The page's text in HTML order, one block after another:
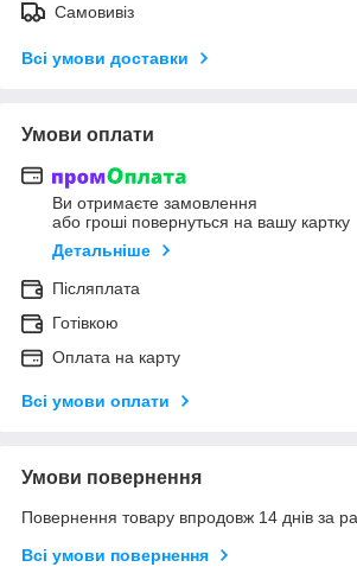
Самовивіз
Всі умови доставки
Умови оплати
Ви отримаєте замовлення
або гроші повернуться на вашу картку
Детальніше
Післяплата
Готівкою
Оплата на карту
Всі умови оплати
Умови повернення
Повернення товару впродовж 14 днів за
Всі умови повернення